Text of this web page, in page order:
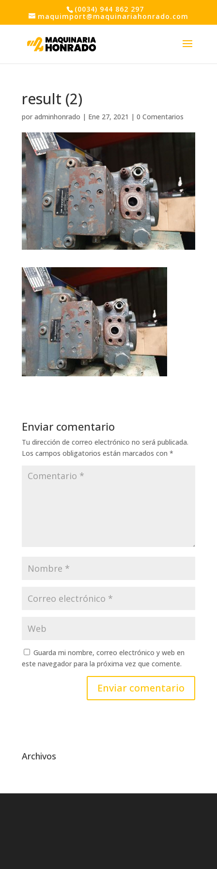
(0034) 944 862 297
maquimport@maquinariahonrado.com
result (2)
por adminhonrado | Ene 27, 2021 | 0 Comentarios
Enviar comentario
Tu dirección de correo electrónico no será publicada.
Los campos obligatorios están marcados con *
Guarda mi nombre, correo electrónico y web en
este navegador para la próxima vez que comente.
Archivos